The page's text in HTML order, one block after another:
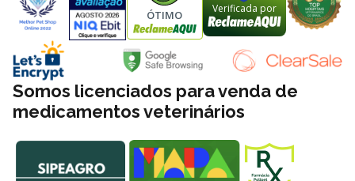
ÓTIMO Verificada por
Somos licenciados para venda de
medicamentos veterinários